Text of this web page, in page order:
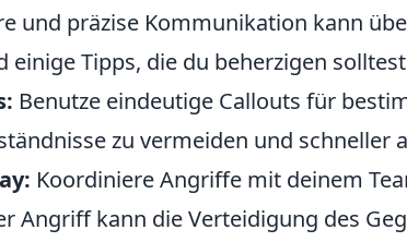
und präzise Kommunikation kann
einige Tipps, die du beherzigen
Benutze eindeutige Callouts für
zu vermeiden und schneller
Koordiniere Angriffe mit deinem
Angriff kann die Verteidigung des